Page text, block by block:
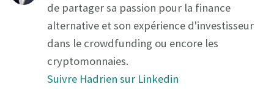
de partager sa passion pour la finance
alternative et son expérience d'investisseur
dans le crowdfunding ou encore les
cryptomonnaies.
Suivre Hadrien sur Linkedin